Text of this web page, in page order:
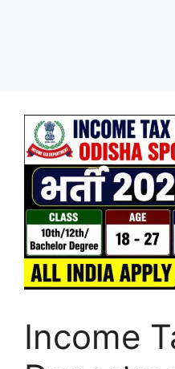
Income